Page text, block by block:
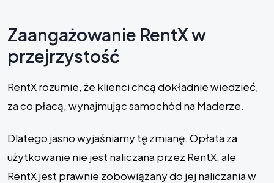
Zaangażowanie RentX w
przejrzystość
RentX rozumie, że klienci chcą dokładnie wiedzieć,
za co płacą, wynajmując samochód na Maderze.
Dlatego jasno wyjaśniamy tę zmianę. Opłata za
użytkowanie nie jest naliczana przez RentX, ale
RentX jest prawnie zobowiązany do jej naliczania w